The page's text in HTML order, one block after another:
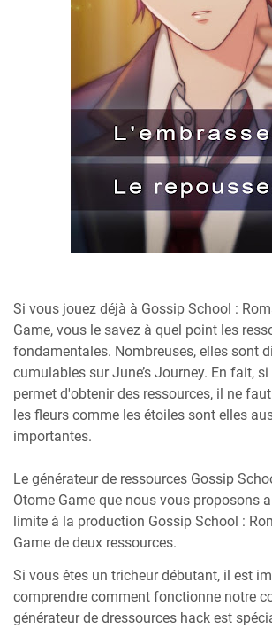
Si vous jouez déjà à Gossip School :
Game, vous le savez à quel point les
fondamentales. Nombreuses, elles sont
cumulables sur June’s Journey. En fait,
permet d'obtenir des ressources, il ne
les fleurs comme les étoiles sont elles
importantes.
Le générateur de ressources Gossip
Otome Game que nous vous proposons
limite à la production Gossip School :
Game de deux ressources.
Si vous êtes un tricheur débutant, il est
comprendre comment fonctionne notre
générateur de dressources hack est